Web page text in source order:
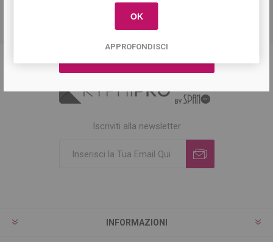
Iscriviti alla newsletter
INFORMAZIONI
OK
APPROFONDISCI